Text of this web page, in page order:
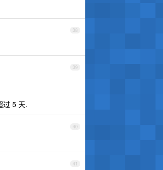
38
39
过 5 天.
40
41